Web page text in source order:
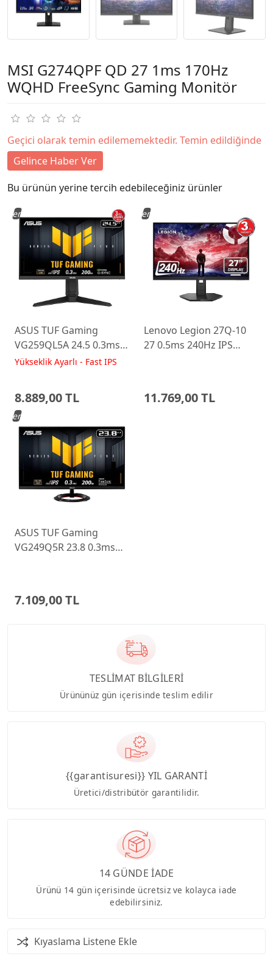
MSI G274QPF QD 27 1ms 170Hz
WQHD FreeSync Gaming Monitör
Geçici olarak temin edilememektedir. Temin edildiğinde
Gelince Haber Ver
Bu ürünün yerine tercih edebileceğiniz ürünler
ASUS TUF Gaming
VG259QL5A 24.5 0.3ms
200Hz Fast IPS Yükseklik
Yükseklik Ayarlı - Fast IPS
8.889,00 TL
Yeni
Lenovo Legion 27Q-10
27 0.5ms 240Hz IPS
11.769,00 TL
Yeni
ASUS TUF Gaming
VG249Q5R 23.8 0.3ms
7.109,00 TL
Yeni
TESLİMAT BİLGİLERİ
Ürününüz gün içerisinde teslim edilir
{{garantisuresi}} YIL GARANTİ
Üretici/distribütör garantilidir.
14 GÜNDE İADE
Ürünü 14 gün içerisinde ücretsiz ve kolayca iade
edebilirsiniz.
Kıyaslama Listene Ekle